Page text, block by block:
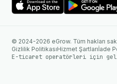
© 2024-2026 eGrow. Tüm hakları
Gizlilik PolitikasıHizmet Şartlarıİade
E-ticaret operatörleri için